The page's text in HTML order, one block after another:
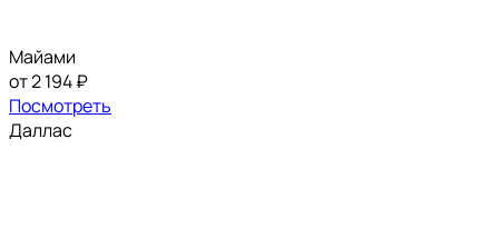
Майами
от 2 194 ₽
Посмотреть
Даллас